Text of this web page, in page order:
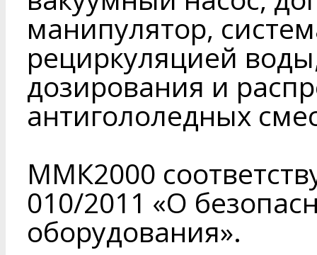
манипулятор,
рециркуляцией
дозирования и
антигололедных
ММК2000
010/2011 «О
оборудования».